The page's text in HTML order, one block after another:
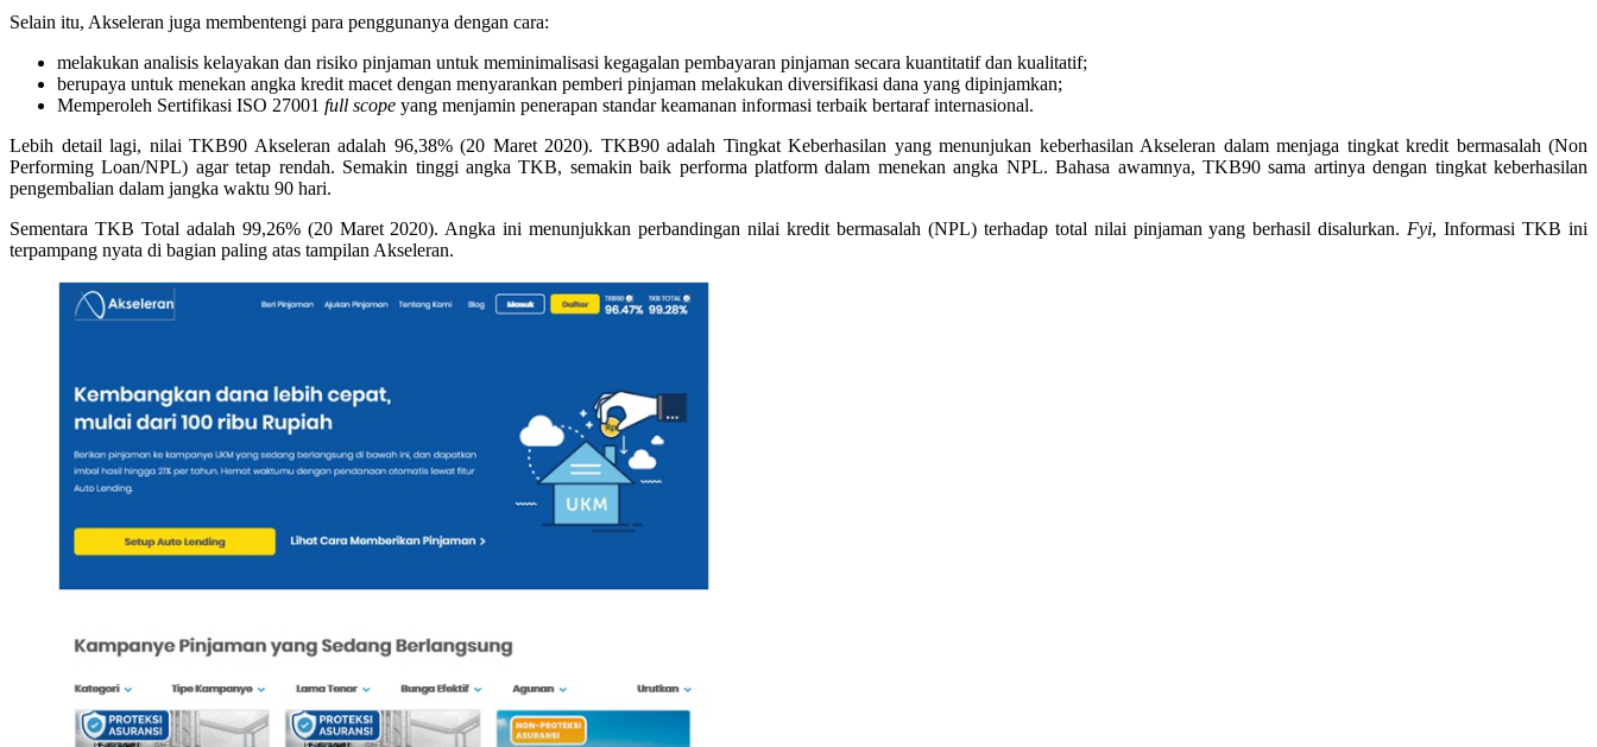
Selain itu, Akseleran juga membentengi para penggunanya dengan cara:
melakukan analisis kelayakan dan risiko pinjaman untuk meminimalisasi kegagalan pembayaran pinjaman secara kuantitatif dan kualitatif;
berupaya untuk menekan angka kredit macet dengan menyarankan pemberi pinjaman melakukan diversifikasi dana yang dipinjamkan;
Memperoleh Sertifikasi ISO 27001 full scope yang menjamin penerapan standar keamanan informasi terbaik bertaraf internasional.
Lebih detail lagi, nilai TKB90 Akseleran adalah 96,38% (20 Maret 2020). TKB90 adalah Tingkat Keberhasilan yang menunjukan keberhasilan Akseleran dalam menjaga tingkat kredit bermasalah (Non
Performing Loan/NPL) agar tetap rendah. Semakin tinggi angka TKB, semakin baik performa platform dalam menekan angka NPL. Bahasa awamnya, TKB90 sama artinya dengan tingkat keberhasilan
pengembalian dalam jangka waktu 90 hari.
Sementara TKB Total adalah 99,26% (20 Maret 2020). Angka ini menunjukkan perbandingan nilai kredit bermasalah (NPL) terhadap total nilai pinjaman yang berhasil disalurkan. Fyi, Informasi TKB ini
terpampang nyata di bagian paling atas tampilan Akseleran.